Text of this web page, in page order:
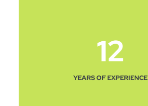
12
YEARS OF EXPERIENCE